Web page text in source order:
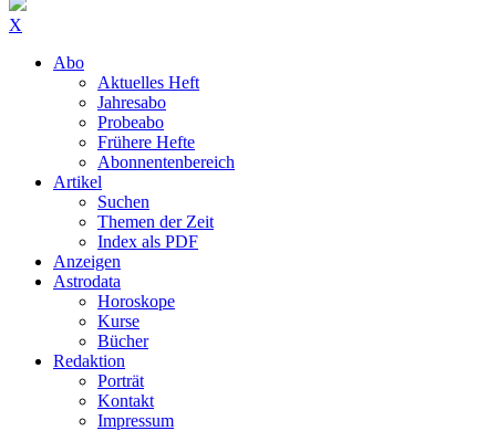
X
Abo
Aktuelles Heft
Jahresabo
Probeabo
Frühere Hefte
Abonnentenbereich
Artikel
Suchen
Themen der Zeit
Index als PDF
Anzeigen
Astrodata
Horoskope
Kurse
Bücher
Redaktion
Porträt
Kontakt
Impressum